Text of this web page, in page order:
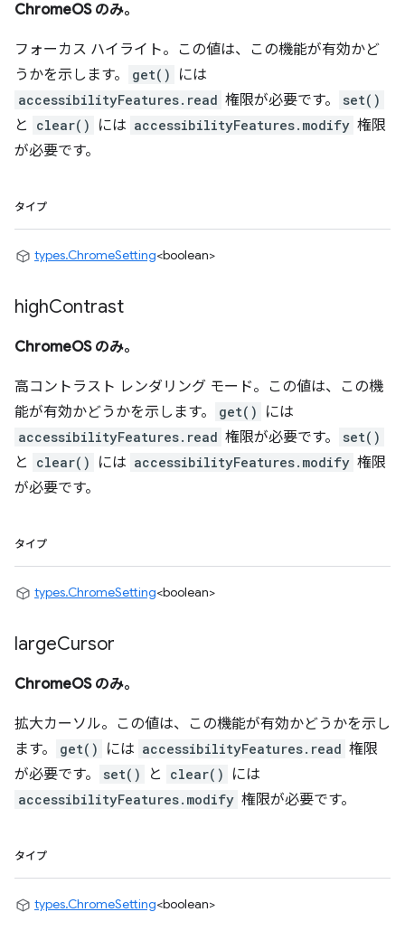
ChromeOS のみ。
フォーカス ハイライト。この値は、この機能が有効かど
うかを示します。
get() には
accessibilityFeatures.read 権限が必要です。 set()
と clear() には accessibilityFeatures.modify 権限
が必要です。
タイプ
types.ChromeSetting<boolean>
highContrast
ChromeOS のみ。
高コントラスト レンダリング モード。この値は、この機
能が有効かどうかを示します。
get() には
accessibilityFeatures.read 権限が必要です。 set()
と clear() には accessibilityFeatures.modify 権限
が必要です。
タイプ
types.ChromeSetting<boolean>
largeCursor
ChromeOS のみ。
拡大カーソル。この値は、この機能が有効かどうかを示し
ます。
get() には accessibilityFeatures.read 権限
が必要です。
set() と clear() には
accessibilityFeatures.modify 権限が必要です。
タイプ
types.ChromeSetting<boolean>